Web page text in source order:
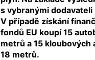
s vybranými
V případě získání
fondů EU koupí 15
metrů a 15 kloubových
18 metrů.